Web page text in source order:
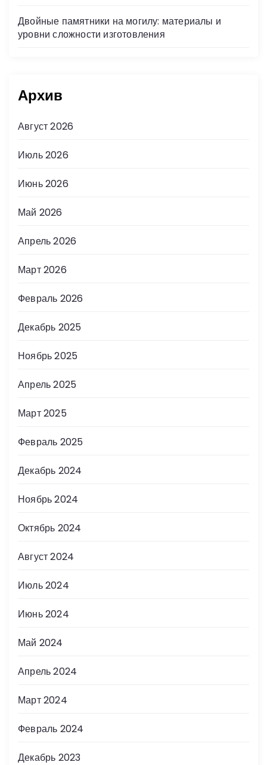
Двойные памятники на могилу: материалы и
уровни сложности изготовления
Архив
Август 2026
Июль 2026
Июнь 2026
Май 2026
Апрель 2026
Март 2026
Февраль 2026
Декабрь 2025
Ноябрь 2025
Апрель 2025
Март 2025
Февраль 2025
Декабрь 2024
Ноябрь 2024
Октябрь 2024
Август 2024
Июль 2024
Июнь 2024
Май 2024
Апрель 2024
Март 2024
Февраль 2024
Декабрь 2023